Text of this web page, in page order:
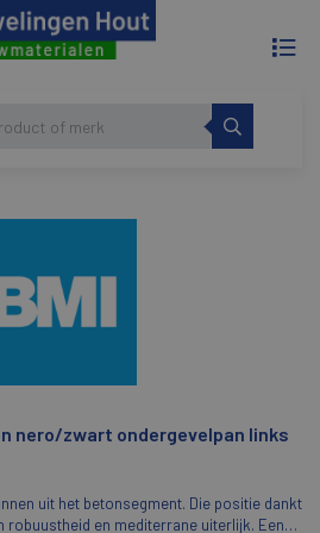
nero/zwart ondergevelpan links
uit het betonsegment. Die positie dankt
robuustheid en mediterrane uiterlijk. Een